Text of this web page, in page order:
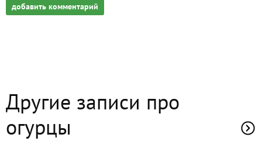
добавить комментарий
Другие записи про
огурцы